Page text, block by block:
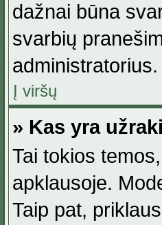
dažnai būna
svarbių
administratorius.
Į viršų
» Kas yra
Tai tokios
apklausoje.
Taip pat,